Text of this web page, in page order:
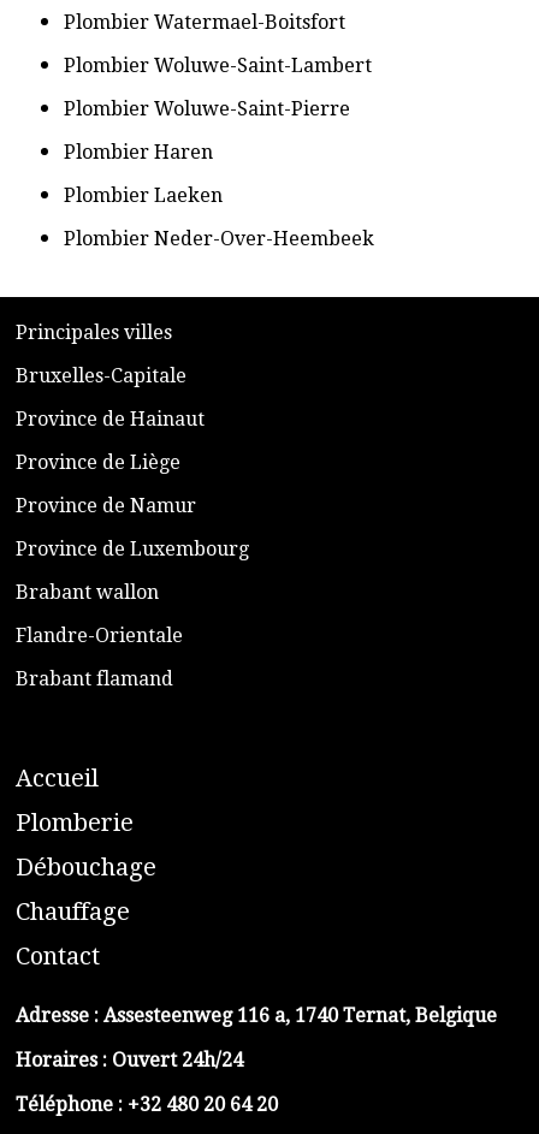
​Plombier Watermael-Boitsfort
​Plombier Woluwe-Saint-Lambert
​Plombier Woluwe-Saint-Pierre
​Plombier Haren
​Plombier Laeken
​Plombier Neder-Over-Heembeek
​Principales villes
​Bruxelles-Capitale
​Province de Hainaut
Province de Liège
​Province de Namur
​Province de Luxembourg
​Brabant wallon
​Flandre-Orientale
​Brabant flamand
Accueil
​Plomberie
Débouchage
Chauffage
Contact
Adresse : Assesteenweg 116 a, 1740 Ternat, Belgique
Horaires : Ouvert 24h/24
Téléphone : +32 480 20 64 20